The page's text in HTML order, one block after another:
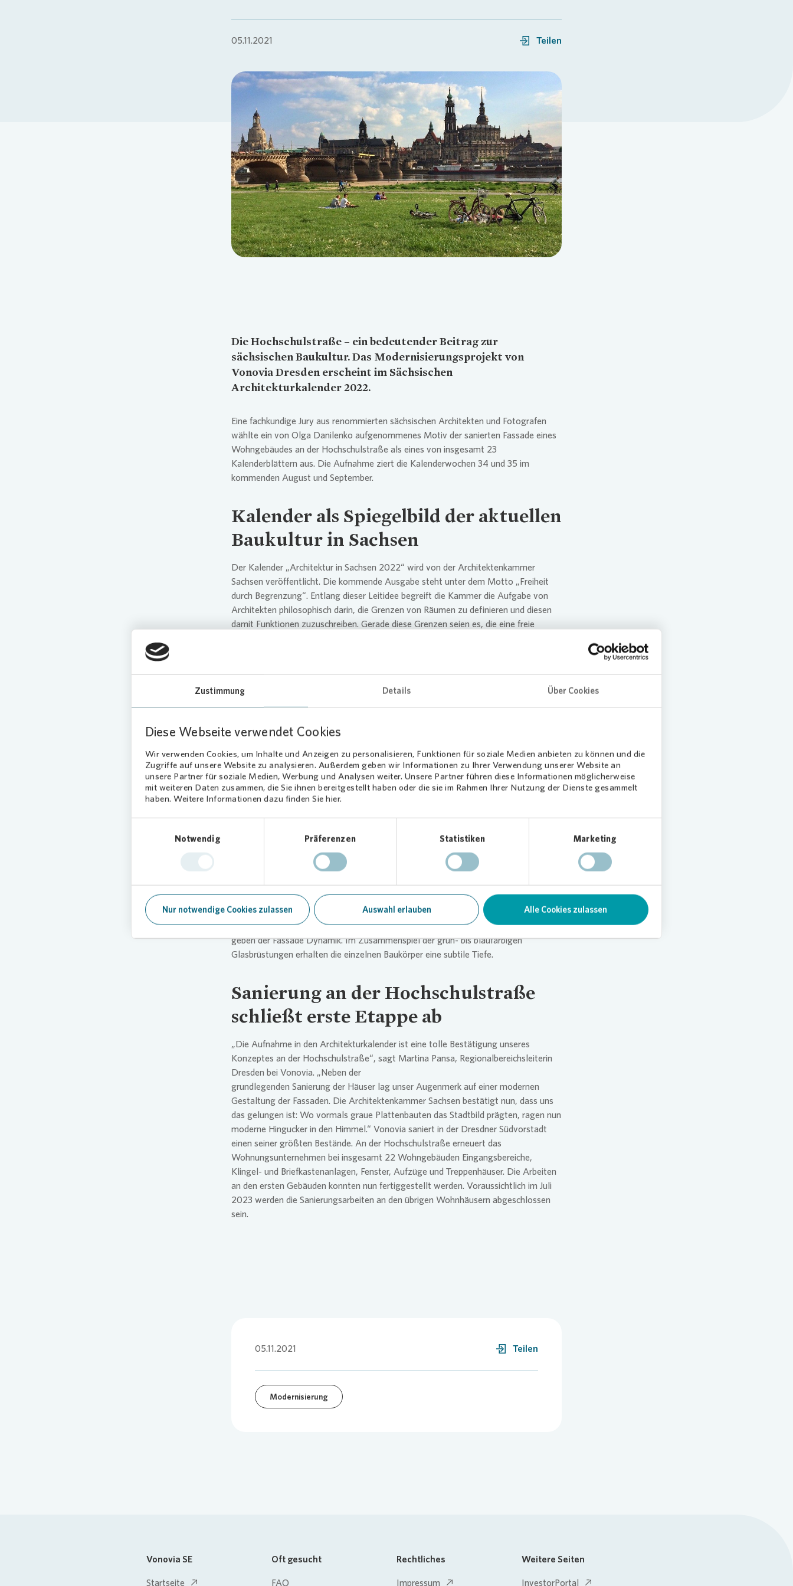
Zustimmung Details Über Cookies
Diese Webseite verwendet Cookies
Wir verwenden Cookies, um Inhalte und Anzeigen zu personalisieren, Funktionen für soziale Medien anbieten zu können und die
Zugriffe auf unsere Website zu analysieren. Außerdem geben wir Informationen zu Ihrer Verwendung unserer Website an
unsere Partner für soziale Medien, Werbung und Analysen weiter. Unsere Partner führen diese Informationen möglicherweise
mit weiteren Daten zusammen, die Sie ihnen bereitgestellt haben oder die sie im Rahmen Ihrer Nutzung der Dienste gesammelt
haben. Weitere Informationen dazu finden Sie hier.
Notwendig
Präferenzen Statistiken Marketing
Nur notwendige Cookies zulassen Auswahl erlauben Alle Cookies zulassen
05.11.2021 Teilen
Loading...
Die Hochschulstraße – ein bedeutender Beitrag zur
sächsischen Baukultur. Das Modernisierungsprojekt von
VonoviaDresden erscheint im Sächsischen
Architekturkalender 2022.
Eine fachkundige Jury aus renommierten sächsischen Architekten und Fotografen
wählte ein von Olga Danilenko aufgenommenes Motiv der sanierten Fassade eines
Wohngebäudes an der Hochschulstraße als eines von insgesamt 23
Kalenderblättern aus. Die Aufnahme ziert die Kalenderwochen 34 und 35 im
kommenden August und September.
Kalender als Spiegelbild der aktuellen
Baukultur in Sachsen
Der Kalender „Architektur in Sachsen 2022“ wird von der Architektenkammer
Sachsen veröffentlicht. Die kommende Ausgabe steht unter dem Motto „Freiheit
durch Begrenzung“. Entlang dieser Leitidee begreift die Kammer die Aufgabe von
Architekten philosophisch darin, die Grenzen von Räumen zu definieren und diesen
damit Funktionen zuzuschreiben. Gerade diese Grenzen seien es, die eine freie
Sachsen. Unter insgesamt 59 Einsendungen wurden 23 Fotos zum Abdruck
ausgewählt. Das Motiv musste von einem Mitglied der Architektenkammer Sachsen
eingereicht werden. Im Fall des Modernisierungsprojektes Hochschulstraße erfolgte
die Bewerbung durch das mit der Planung beauftragte Architektenbüro
ARCHIprocess GmbH.
Lebendige Gestaltung gibt dem
Quartier ein neues Gesicht
Das Gestaltungskonzept der Hochschulstraße stärkt den städtebaulichen Raum
entlang der Dresdner Nord-Süd-Magistrale zwischen Hauptbahnhof und HTW
Dresden. Die Architekten überformten dafür das typische Plattenbauraster mit
einem Vollwärmeschutz und verwendeten einen hellen und freundlichen
Grundfarbton. Vertikal setzen die Treppenhäuser gemeinsam mit den farbigen
Eingängen den funktionalen Akzent der sanierten Zehngeschosser. Tanzende
Fensterbänder in anthrazit lösen das starre Fensterraster des Plattenbaus auf und
geben der Fassade Dynamik. Im Zusammenspiel der grün- bis blaufarbigen
Glasbrüstungen erhalten die einzelnen Baukörper eine subtile Tiefe.
Sanierung an der Hochschulstraße
schließt erste Etappe ab
„Die Aufnahme in den Architekturkalender ist eine tolle Bestätigung unseres
Konzeptes an der Hochschulstraße“, sagt Martina Pansa, Regionalbereichsleiterin
Dresden bei Vonovia. „Neben der
grundlegenden Sanierung der Häuser lag unser Augenmerk auf einer modernen
Gestaltung der Fassaden. Die Architektenkammer Sachsen bestätigt nun, dass uns
das gelungen ist: Wo vormals graue Plattenbauten das Stadtbild prägten, ragen nun
moderne Hingucker in den Himmel.“ Vonovia saniert in der Dresdner Südvorstadt
einen seiner größten Bestände. An der Hochschulstraße erneuert das
Wohnungsunternehmen bei insgesamt 22 Wohngebäuden Eingangsbereiche,
Klingel- und Briefkastenanlagen, Fenster, Aufzüge und Treppenhäuser. Die Arbeiten
an den ersten Gebäuden konnten nun fertiggestellt werden. Voraussichtlich im Juli
2023 werden die Sanierungsarbeiten an den übrigen Wohnhäusern abgeschlossen
sein.
05.11.2021 Teilen
Modernisierung
Vonovia SE
Startseite
Oft gesucht
FAQ
Rechtliches
Impressum
Weitere Seiten
InvestorPortal